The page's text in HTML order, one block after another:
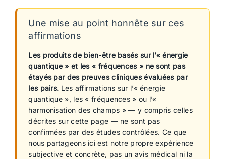
Une mise au point honnête sur ces
affirmations
Les produits de bien-être basés sur l’« énergie
quantique » et les « fréquences » ne sont pas
étayés par des preuves cliniques évaluées par
les pairs. Les affirmations sur l’« énergie
quantique », les « fréquences » ou l’«
harmonisation des champs » — y compris celles
décrites sur cette page — ne sont pas
confirmées par des études contrôlées. Ce que
nous partageons ici est notre propre expérience
subjective et concrète, pas un avis médical ni la